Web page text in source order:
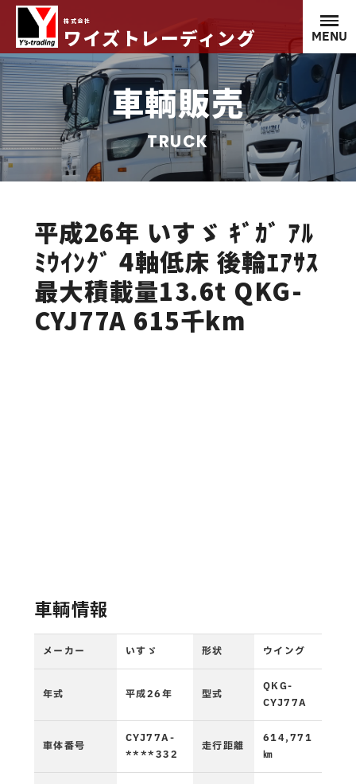
株式会社
ワイズトレーディング MENU
車輌販売
TRUCK
平成26年 いすゞ ｷﾞｶﾞ ｱﾙ
ﾐｳｲﾝｸﾞ 4軸低床 後輪ｴｱｻｽ
最大積載量13.6t QKG-
CYJ77A 615千km
車輌情報
メーカー いすゞ 形状 ウイング
年式 平成26年 型式
QKG-
CYJ77A
車体番号
CYJ77A-
****332
走行距離
614,771
㎞